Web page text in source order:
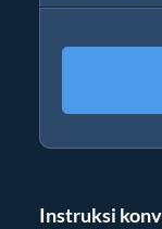
Instruksi